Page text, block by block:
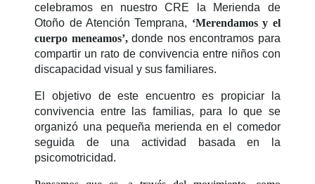
celebramos en nuestro CRE la Merienda de
Otoño de Atención Temprana, ‘Merendamos y el
cuerpo meneamos’,donde nos encontramos para
compartir un rato de convivencia entre niños con
discapacidad visual y sus familiares.
El objetivo de este encuentro es propiciar la
convivencia entre las familias, para lo que se
organizó una pequeña merienda en el comedor
seguida de una actividad basada en la
psicomotricidad.